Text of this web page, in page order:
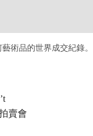
術品的世界成交紀錄。
賣會